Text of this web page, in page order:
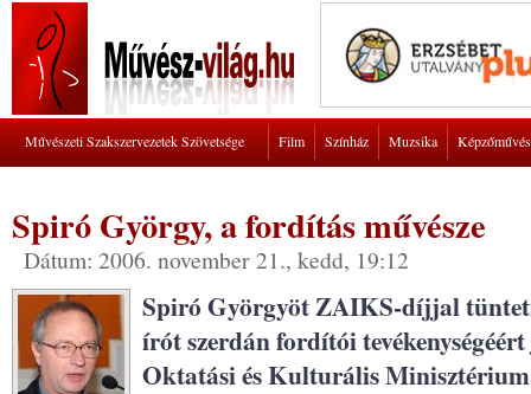
Művészeti Szakszervezetek Szövetsége Film Színház Muzsika
Spiró György, a fordítás művésze
Dátum: 2006. november 21., kedd, 19:12
Spiró Györgyöt ZAIKS-díjjal
írót szerdán fordítói
Oktatási és Kulturális